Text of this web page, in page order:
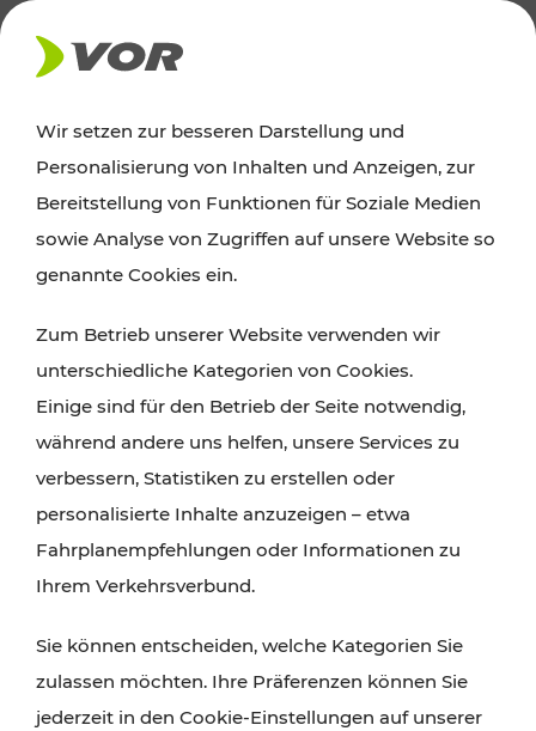
AKTUELLES
News
Alle wichtigen Meldungen zu Fahrplanänderungen,
finden Sie hier im Überblick.
Wir setzen zur besseren Darstellung und
Personalisierung von Inhalten und Anzeigen, zur
Bereitstellung von Funktionen für Soziale Medien
sowie Analyse von Zugriffen auf unsere Website so
genannte Cookies ein.
Zum Betrieb unserer Website verwenden wir
unterschiedliche Kategorien von Cookies.
Einige sind für den Betrieb der Seite notwendig,
während andere uns helfen, unsere Services zu
verbessern, Statistiken zu erstellen oder
personalisierte Inhalte anzuzeigen – etwa
Fahrplanempfehlungen oder Informationen zu
Ihrem Verkehrsverbund.
Sie können entscheiden, welche Kategorien Sie
zulassen möchten. Ihre Präferenzen können Sie
jederzeit in den Cookie-Einstellungen auf unserer